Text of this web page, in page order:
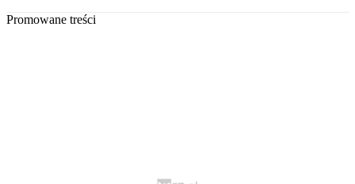
Promowane treści